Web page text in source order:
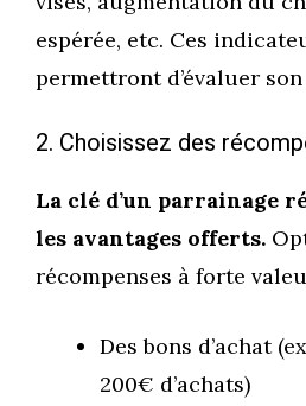
espérée, etc. Ces
permettront d’évaluer
2. Choisissez des
La clé d’un parrainage
les avantages offerts.
récompenses à forte
Des bons d’achat
200€ d’achats)